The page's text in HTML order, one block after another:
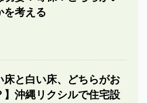
を考える
床と白い床、どちらがお
】沖縄リクシルで住宅設